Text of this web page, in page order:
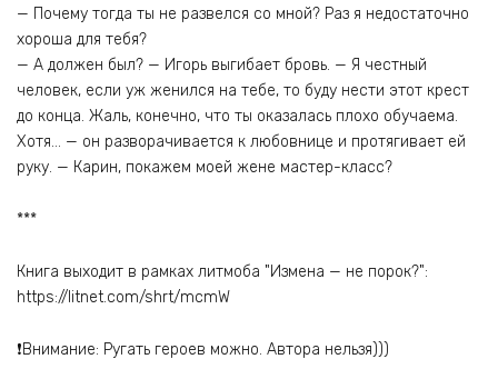
— Почему тогда ты не развелся со мной? Раз я недостаточно
хороша для тебя?
— А должен был? — Игорь выгибает бровь. — Я честный
человек, если уж женился на тебе, то буду нести этот крест
до конца. Жаль, конечно, что ты оказалась плохо обучаема.
Хотя… — он разворачивается к любовнице и протягивает ей
руку. — Карин, покажем моей жене мастер-класс?
***
Книга выходит в рамках литмоба "Измена — не порок?":
https://litnet.com/shrt/mcmW
❗️Внимание: Ругать героев можно. Автора нельзя)))